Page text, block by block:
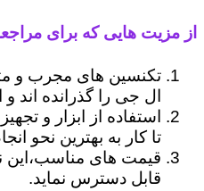
از مزیت هایی که برای
تکنسین های مجرب و
ال جی را گذرانده اند
استفاده از ابزار و
تا کار به بهترین نحو
قیمت های مناسب،این
قابل دسترس نماید.